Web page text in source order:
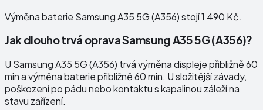
Výměna baterie Samsung A35 5G (A356) stojí 1 490 Kč.
Jak dlouho trvá oprava Samsung A35 5G (A356)?
U Samsung A35 5G (A356) trvá výměna displeje přibližně 60
min a výměna baterie přibližně 60 min. U složitější závady,
poškození po pádu nebo kontaktu s kapalinou záleží na
stavu zařízení.